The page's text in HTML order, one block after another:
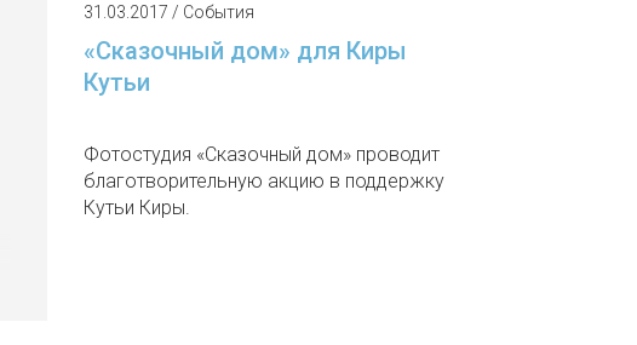
31.03.2017 / События
«Сказочный дом» для Киры
Кутьи
Фотостудия «Сказочный дом» проводит
благотворительную акцию в поддержку
Кутьи Киры.